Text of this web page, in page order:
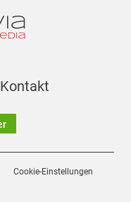
Kontakt
Cookie-Einstellungen